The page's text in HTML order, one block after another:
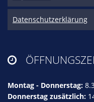
Datenschutzerklärung

Montag - Donnerstag:
Donnerstag zusätzlich: